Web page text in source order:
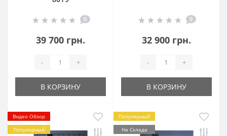
0
39 700 грн.
- +
В КОРЗИНУ
0
32 900 грн.
- +
В КОРЗИНУ
Видео Обзор
Популярный
Популярный
На Складе